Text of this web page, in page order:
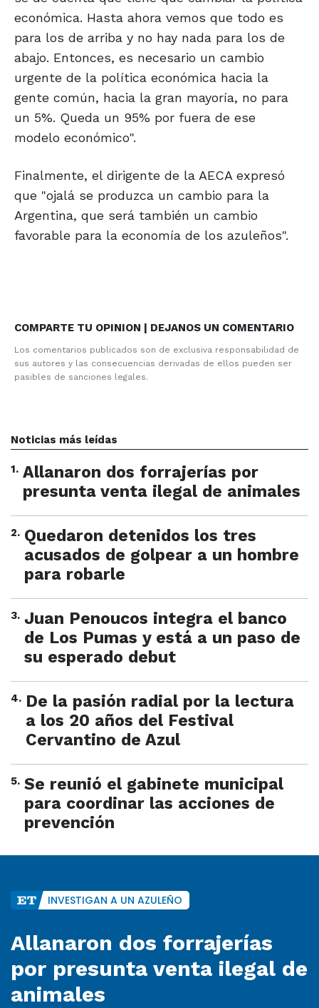
económica. Hasta ahora vemos que todo es
para los de arriba y no hay nada para los de
abajo. Entonces, es necesario un cambio
urgente de la política económica hacia la
gente común, hacia la gran mayoría, no para
un 5%. Queda un 95% por fuera de ese
modelo económico".
Finalmente, el dirigente de la AECA expresó
que "ojalá se produzca un cambio para la
Argentina, que será también un cambio
favorable para la economía de los azuleños".
COMPARTE TU OPINION | DEJANOS UN COMENTARIO
Los comentarios publicados son de exclusiva responsabilidad de
sus autores y las consecuencias derivadas de ellos pueden ser
pasibles de sanciones legales.
Noticias más leídas
1. Allanaron dos forrajerías por
presunta venta ilegal de animales
2. Quedaron detenidos los tres
acusados de golpear a un hombre
para robarle
3. Juan Penoucos integra el banco
de Los Pumas y está a un paso de
su esperado debut
4. De la pasión radial por la lectura
a los 20 años del Festival
Cervantino de Azul
5. Se reunió el gabinete municipal
para coordinar las acciones de
prevención
INVESTIGAN A UN AZULEÑO
Allanaron dos forrajerías
por presunta venta ilegal de
animales